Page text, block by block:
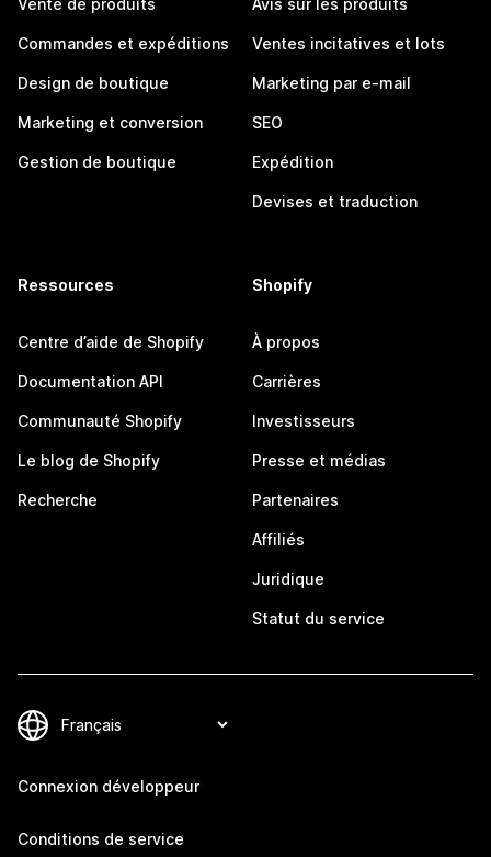
Vente de produits
Commandes et expéditions
Design de boutique
Marketing et conversion
Gestion de boutique
Avis sur les produits
Ventes incitatives et lots
Marketing par e-mail
SEO
Expédition
Devises et traduction
Ressources
Centre d’aide de Shopify
Documentation API
Communauté Shopify
Le blog de Shopify
Recherche
Shopify
À propos
Carrières
Investisseurs
Presse et médias
Partenaires
Affiliés
Juridique
Statut du service
Connexion développeur
Conditions de service